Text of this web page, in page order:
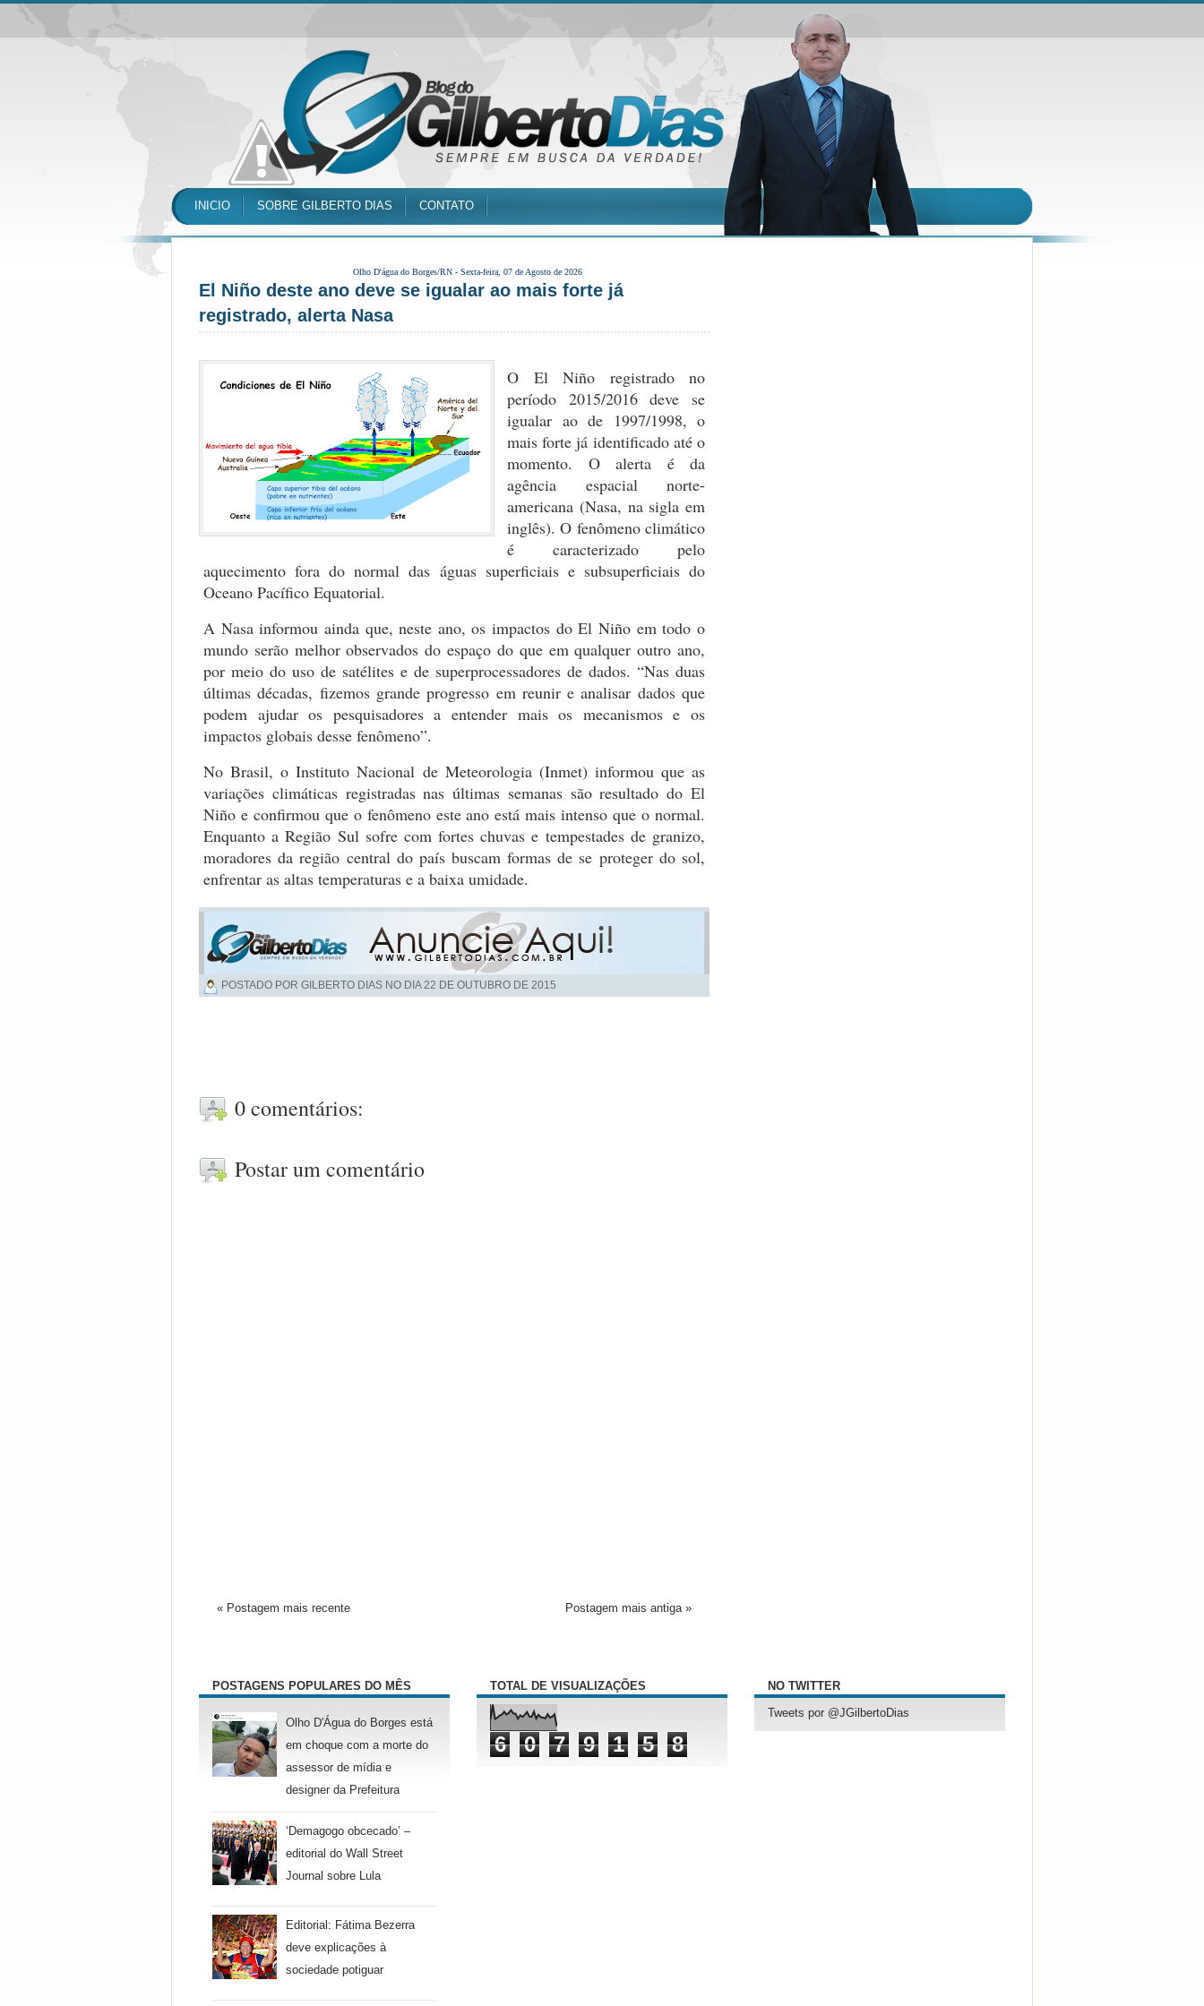
INICIO SOBRE GILBERTO DIAS CONTATO
Olho D'água do Borges/RN - Sexta-feira, 07 de Agosto de 2026
El Niño deste ano deve se igualar ao mais forte já
registrado, alerta Nasa
O El Niño registrado no
período 2015/2016 deve se
igualar ao de 1997/1998, o
mais forte já identificado até o
momento. O alerta é da
agência espacial norte-
americana (Nasa, na sigla em
inglês). O fenômeno climático
é caracterizado pelo
aquecimento fora do normal das águas superficiais e subsuperficiais do
Oceano Pacífico Equatorial.
A Nasa informou ainda que, neste ano, os impactos do El Niño em todo o
mundo serão melhor observados do espaço do que em qualquer outro ano,
por meio do uso de satélites e de superprocessadores de dados. “Nas duas
últimas décadas, fizemos grande progresso em reunir e analisar dados que
podem ajudar os pesquisadores a entender mais os mecanismos e os
impactos globais desse fenômeno”.
No Brasil, o Instituto Nacional de Meteorologia (Inmet) informou que as
variações climáticas registradas nas últimas semanas são resultado do El
Niño e confirmou que o fenômeno este ano está mais intenso que o normal.
Enquanto a Região Sul sofre com fortes chuvas e tempestades de granizo,
moradores da região central do país buscam formas de se proteger do sol,
enfrentar as altas temperaturas e a baixa umidade.
POSTADO POR GILBERTO DIAS NO DIA 22 DE OUTUBRO DE 2015
0 comentários:
Postar um comentário
« Postagem mais recente Postagem mais antiga »
POSTAGENS POPULARES DO MÊS
Olho D'Água do Borges está
em choque com a morte do
assessor de mídia e
designer da Prefeitura
‘Demagogo obcecado’ –
editorial do Wall Street
Journal sobre Lula
Editorial: Fátima Bezerra
deve explicações à
sociedade potiguar
TOTAL DE VISUALIZAÇÕES
6 0 7 9 1 5 8
NO TWITTER
Tweets por @JGilbertoDias